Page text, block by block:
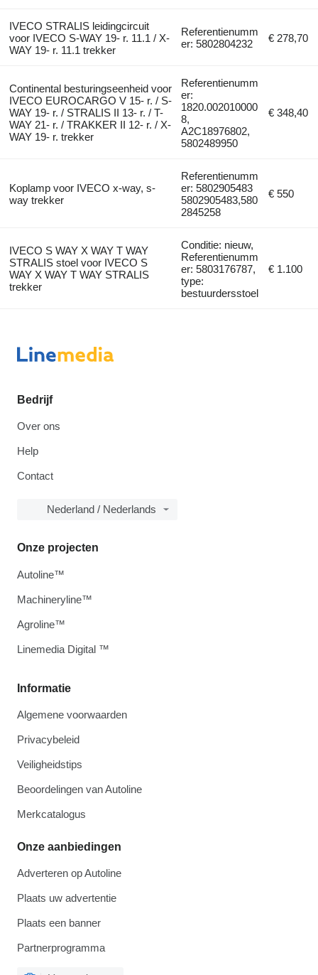
IVECO STRALIS leidingcircuit
voor IVECO S-WAY 19- r. 11.1 / X-
WAY 19- r. 11.1 trekker
Referentienumm
er: 5802804232
€ 278,70
Continental besturingseenheid voor
IVECO EUROCARGO V 15- r. / S-
WAY 19- r. / STRALIS II 13- r. / T-
WAY 21- r. / TRAKKER II 12- r. / X-
WAY 19- r. trekker
Referentienumm
er:
1820.002010000
8,
A2C18976802,
5802489950
€ 348,40
Koplamp voor IVECO x-way, s-
way trekker
Referentienumm
er: 5802905483
5802905483,580
2845258
€ 550
IVECO S WAY X WAY T WAY
STRALIS stoel voor IVECO S
WAY X WAY T WAY STRALIS
trekker
Conditie: nieuw,
Referentienumm
er: 5803176787,
type:
bestuurdersstoel
€ 1.100
Bedrijf
Over ons
Help
Contact
Nederland / Nederlands
Informatie
Algemene voorwaarden
Privacybeleid
Veiligheidstips
Beoordelingen van Autoline
Merkcatalogus
Onze aanbiedingen
Adverteren op Autoline
Plaats uw advertentie
Plaats een banner
Partnerprogramma
Onze projecten
Autoline™
Machineryline™
Agroline™
Linemedia Digital ™